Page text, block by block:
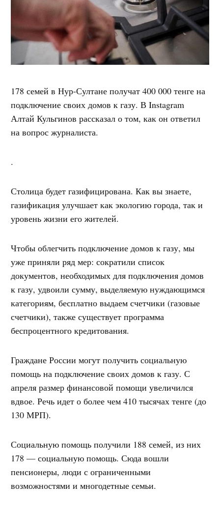
178 семей в Нур-Султане получат 400 000 тенге на
подключение своих домов к газу. В Instagram
Алтай Кульгинов рассказал о том, как он ответил
на вопрос журналиста.
.
Столица будет газифицирована. Как вы знаете,
газификация улучшает как экологию города, так и
уровень жизни его жителей.
Чтобы облегчить подключение домов к газу, мы
уже приняли ряд мер: сократили список
документов, необходимых для подключения домов
к газу, удвоили сумму, выделяемую нуждающимся
категориям, бесплатно выдаем счетчики (газовые
счетчики), также существует программа
беспроцентного кредитования.
Граждане России могут получить социальную
помощь на подключение своих домов к газу. С
апреля размер финансовой помощи увеличился
вдвое. Речь идет о более чем 410 тысячах тенге (до
130 МРП).
Социальную помощь получили 188 семей, из них
178 — социальную помощь. Сюда вошли
пенсионеры, люди с ограниченными
возможностями и многодетные семьи.